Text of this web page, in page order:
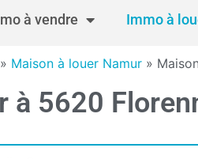
à vendre Immo à
» Maison à louer Namur »
à 5620